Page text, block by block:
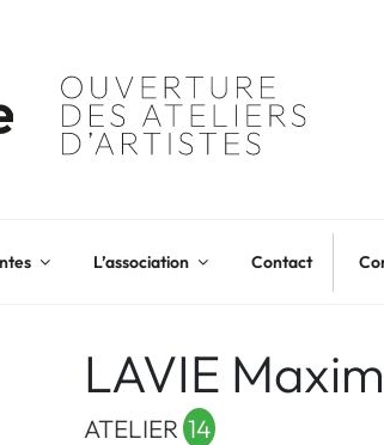
L’association Contact
LAVIE
ATELIER 14